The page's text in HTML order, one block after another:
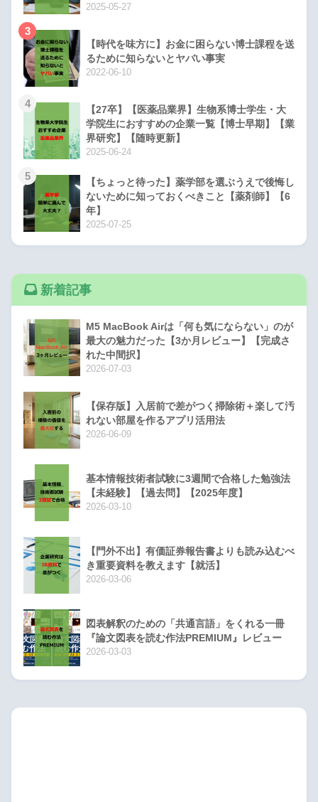
2025-05-27
3
【時代を味方に】お金に困らない博士課程を送
るために知らないとヤバい事実
2022-06-10
4
【27卒】【医薬品業界】生物系博士学生・大
学院生におすすめの企業一覧【博士早期】【業
界研究】【随時更新】
2025-06-24
5
【ちょっと待った】薬学部を選ぶうえで後悔し
ないために知っておくべきこと【薬剤師】【6
年】
2025-07-25
新着記事
M5 MacBook Airは「何も気にならない」のが
最大の魅力だった【3か月レビュー】【完成さ
れた中間択】
2026-07-03
【保存版】入居前で差がつく掃除術＋楽して汚
れない部屋を作るアプリ活用法
2026-06-09
基本情報技術者試験に3週間で合格した勉強法
【未経験】【過去問】【2025年度】
2026-03-10
【門外不出】有価証券報告書よりも読み込むべ
き重要資料を教えます【就活】
2026-03-06
図表解釈のための「共通言語」をくれる一冊
『論文図表を読む作法PREMIUM』レビュー
2026-03-03